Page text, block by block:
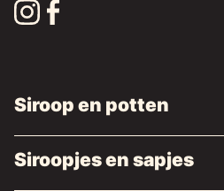
Siroop en potten
Siroopjes en sapjes